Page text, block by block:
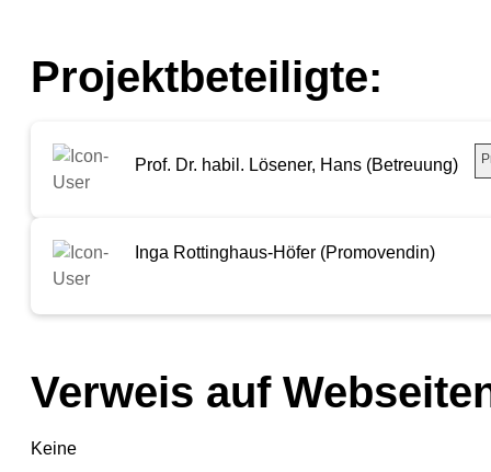
Projektbeteiligte:
Prof. Dr. habil. Lösener, Hans (Betreuung)
Inga Rottinghaus-Höfer (Promovendin)
Verweis auf
Keine